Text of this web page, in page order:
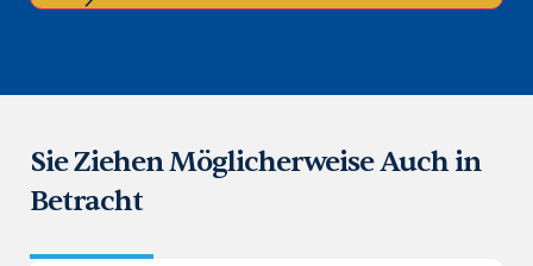
Sie Ziehen Möglicherweise Auch in
Betracht